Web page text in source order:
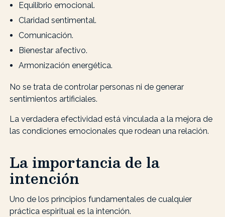
Equilibrio emocional.
Claridad sentimental.
Comunicación.
Bienestar afectivo.
Armonización energética.
No se trata de controlar personas ni de generar
sentimientos artificiales.
La verdadera efectividad está vinculada a la mejora de
las condiciones emocionales que rodean una relación.
La importancia de la
intención
Uno de los principios fundamentales de cualquier
práctica espiritual es la intención.